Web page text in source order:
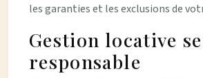
les garanties et les exclusions de
Gestion locative
responsable